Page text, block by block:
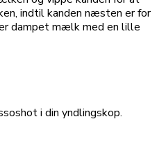
indtil kanden næsten er for
dampet mælk med en lille
i din yndlingskop.